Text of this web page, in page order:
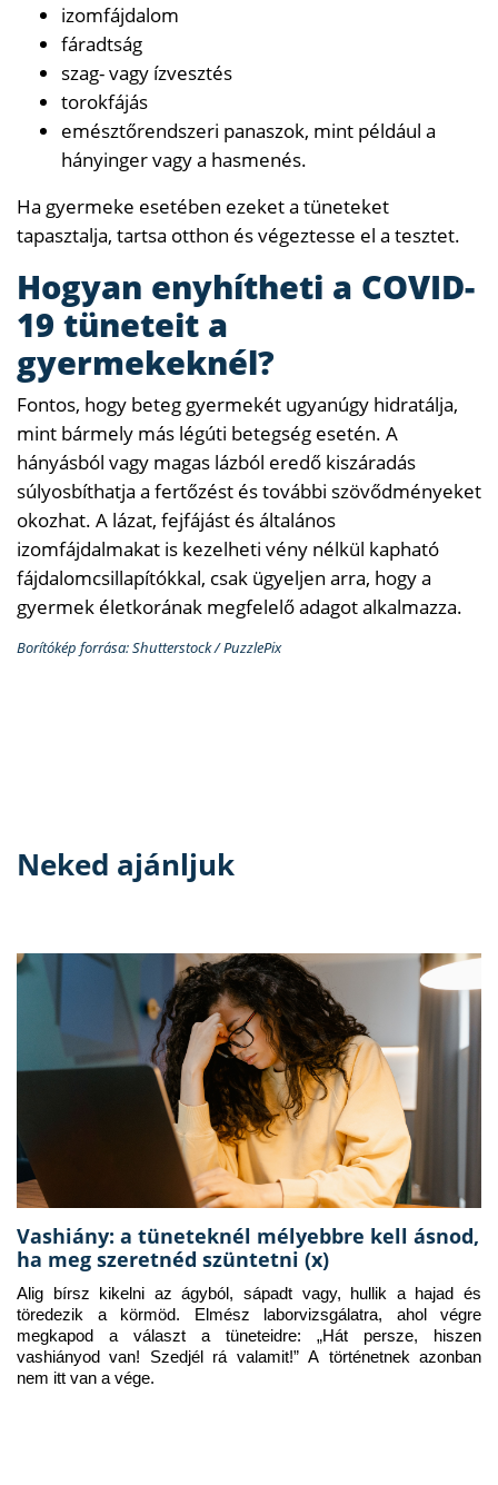
izomfájdalom
fáradtság
szag- vagy ízvesztés
torokfájás
emésztőrendszeri panaszok, mint például a
hányinger vagy a hasmenés.
Ha gyermeke esetében ezeket a tüneteket
tapasztalja, tartsa otthon és végeztesse el a tesztet.
Hogyan enyhítheti a COVID-
19 tüneteit a
gyermekeknél?
Fontos, hogy beteg gyermekét ugyanúgy hidratálja,
mint bármely más légúti betegség esetén. A
hányásból vagy magas lázból eredő kiszáradás
súlyosbíthatja a fertőzést és további szövődményeket
okozhat. A lázat, fejfájást és általános
izomfájdalmakat is kezelheti vény nélkül kapható
fájdalomcsillapítókkal, csak ügyeljen arra, hogy a
gyermek életkorának megfelelő adagot alkalmazza.
Borítókép forrása: Shutterstock / PuzzlePix
Neked ajánljuk
Vashiány: a tüneteknél mélyebbre kell ásnod,
ha meg szeretnéd szüntetni (x)
Alig bírsz kikelni az ágyból, sápadt vagy, hullik a hajad és
töredezik a körmöd. Elmész laborvizsgálatra, ahol végre
megkapod a választ a tüneteidre: „Hát persze, hiszen
vashiányod van! Szedjél rá valamit!” A történetnek azonban
nem itt van a vége.